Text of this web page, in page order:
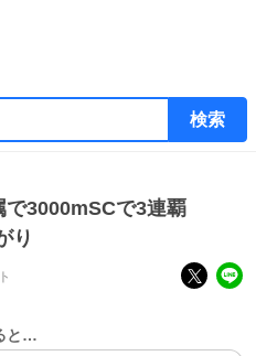
検索
で3000mSCで3連覇
り
と…